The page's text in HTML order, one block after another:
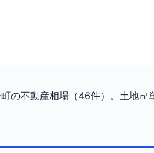
の不動産相場（46件）。土地㎡